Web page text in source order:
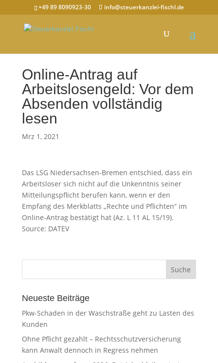
+49 89 8090923-30 info@steuerkanzlei-fischl.de
Online-Antrag auf
Arbeitslosengeld: Vor dem
Absenden vollständig
lesen
Mrz 1, 2021
Das LSG Niedersachsen-Bremen entschied, dass ein
Arbeitsloser sich nicht auf die Unkenntnis seiner
Mitteilungspflicht berufen kann, wenn er den
Empfang des Merkblatts „Rechte und Pflichten“ im
Online-Antrag bestätigt hat (Az. L 11 AL 15/19).
Source: DATEV
Neueste Beiträge
Pkw-Schaden in der Waschstraße geht zu Lasten des
Kunden
Ohne Pflicht gezahlt – Rechtsschutzversicherung
kann Anwalt dennoch in Regress nehmen